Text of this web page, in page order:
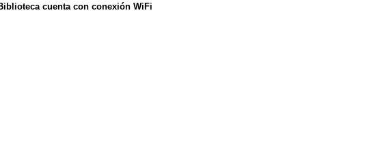
cuenta con conexión WiFi